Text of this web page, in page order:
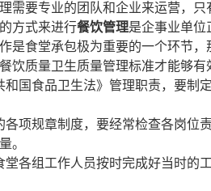
需要专业的团队和企业来运营，
的方式来进行餐饮管理是企事业单位
是食堂承包极为重要的一个环节，
饮质量卫生质量管理标准才能够有
国食品卫生法》管理职责，要制
项规章制度，要经常检查各岗位
。
各组工作人员按时完成好当时的